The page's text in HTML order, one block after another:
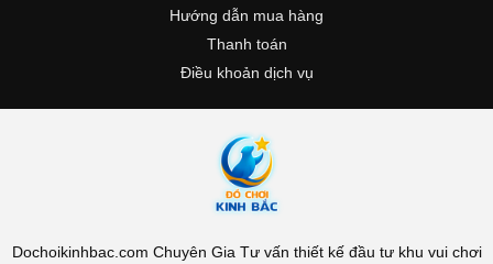
Hướng dẫn mua hàng
Thanh toán
Điều khoản dịch vụ
Dochoikinhbac.com Chuyên Gia Tư vấn thiết kế đầu tư khu vui chơi